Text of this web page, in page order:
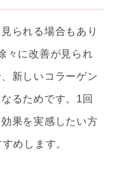
られる場合もあり
々に改善が見られ
新しいコラーゲン
るためです。1回
果を実感したい方
めします。